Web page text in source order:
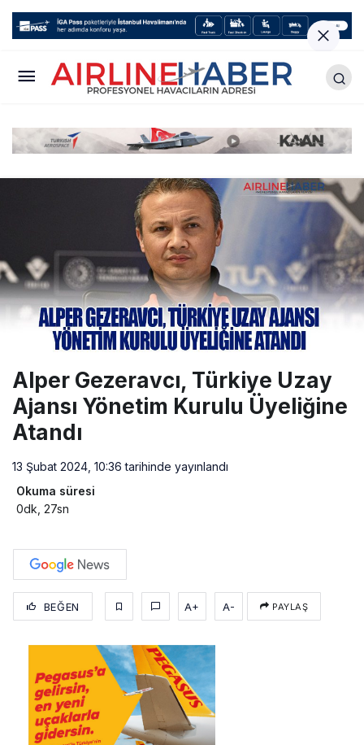
Alper Gezeravcı, Türkiye Uzay
Ajansı Yönetim Kurulu Üyeliğine
Atandı
13 Şubat 2024, 10:36 tarihinde yayınlandı
Okuma süresi
0dk, 27sn
BEĞEN A+ A- PAYLAŞ